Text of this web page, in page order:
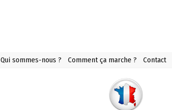
Qui sommes-nous ? Comment ça marche ? Contact